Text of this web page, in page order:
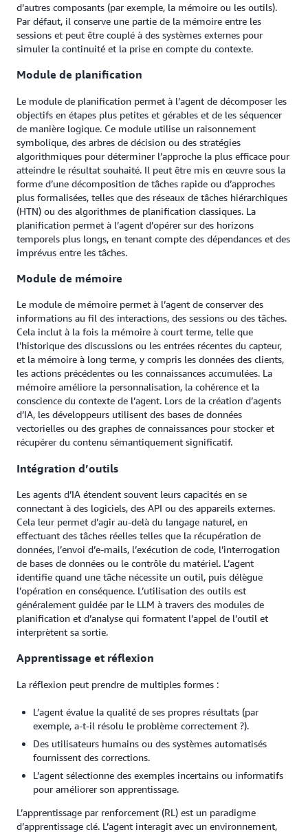
d’autres composants (par exemple, la mémoire ou les outils).
Par défaut, il conserve une partie de la mémoire entre les
sessions et peut être couplé à des systèmes externes pour
simuler la continuité et la prise en compte du contexte.
Module de planification
Le module de planification permet à l’agent de décomposer les
objectifs en étapes plus petites et gérables et de les séquencer
de manière logique. Ce module utilise un raisonnement
symbolique, des arbres de décision ou des stratégies
algorithmiques pour déterminer l’approche la plus efficace pour
atteindre le résultat souhaité. Il peut être mis en œuvre sous la
forme d’une décomposition de tâches rapide ou d’approches
plus formalisées, telles que des réseaux de tâches hiérarchiques
(HTN) ou des algorithmes de planification classiques. La
planification permet à l’agent d’opérer sur des horizons
temporels plus longs, en tenant compte des dépendances et des
imprévus entre les tâches.
Module de mémoire
Le module de mémoire permet à l’agent de conserver des
informations au fil des interactions, des sessions ou des tâches.
Cela inclut à la fois la mémoire à court terme, telle que
l’historique des discussions ou les entrées récentes du capteur,
et la mémoire à long terme, y compris les données des clients,
les actions précédentes ou les connaissances accumulées. La
mémoire améliore la personnalisation, la cohérence et la
conscience du contexte de l’agent. Lors de la création d’agents
d’IA, les développeurs utilisent des bases de données
vectorielles ou des graphes de connaissances pour stocker et
récupérer du contenu sémantiquement significatif.
Intégration d’outils
Les agents d’IA étendent souvent leurs capacités en se
connectant à des logiciels, des API ou des appareils externes.
Cela leur permet d’agir au-delà du langage naturel, en
effectuant des tâches réelles telles que la récupération de
données, l’envoi d’e-mails, l’exécution de code, l’interrogation
de bases de données ou le contrôle du matériel. L’agent
identifie quand une tâche nécessite un outil, puis délègue
l’opération en conséquence. L’utilisation des outils est
généralement guidée par le LLM à travers des modules de
planification et d’analyse qui formatent l’appel de l’outil et
interprètent sa sortie.
Apprentissage et réflexion
La réflexion peut prendre de multiples formes :
L’agent évalue la qualité de ses propres résultats (par
exemple, a-t-il résolu le problème correctement ?).
Des utilisateurs humains ou des systèmes automatisés
fournissent des corrections.
L’agent sélectionne des exemples incertains ou informatifs
pour améliorer son apprentissage.
L’apprentissage par renforcement (RL) est un paradigme
d’apprentissage clé. L’agent interagit avec un environnement,